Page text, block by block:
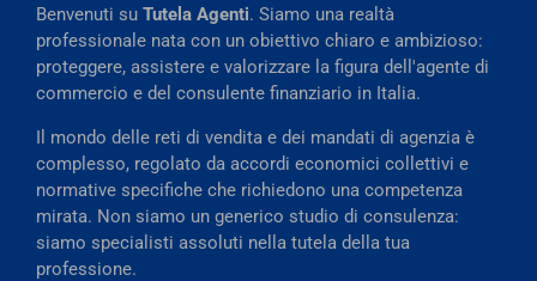
Benvenuti su Tutela Agenti. Siamo una realtà
professionale nata con un obiettivo chiaro e ambizioso:
proteggere, assistere e valorizzare la figura dell'agente di
commercio e del consulente finanziario in Italia.
Il mondo delle reti di vendita e dei mandati di agenzia è
complesso, regolato da accordi economici collettivi e
normative specifiche che richiedono una competenza
mirata. Non siamo un generico studio di consulenza:
siamo specialisti assoluti nella tutela della tua
professione.